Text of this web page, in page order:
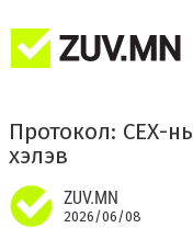
​Протокол: СЕХ-
хэлэв
ZUV.MN
2026/06/08